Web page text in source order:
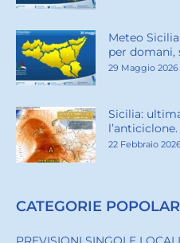
Meteo
per domani,
29 Maggio 2026
Sicilia:
22 Febbraio
CATEGORIE